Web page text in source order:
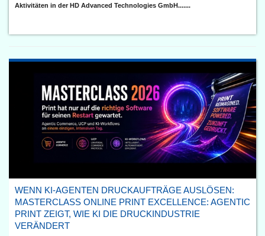
Aktivitäten in der HD Advanced Technologies GmbH.......
WENN KI-AGENTEN DRUCKAUFTRÄGE AUSLÖSEN:
MASTERCLASS ONLINE PRINT EXCELLENCE: AGENTIC
PRINT ZEIGT, WIE KI DIE DRUCKINDUSTRIE
VERÄNDERT